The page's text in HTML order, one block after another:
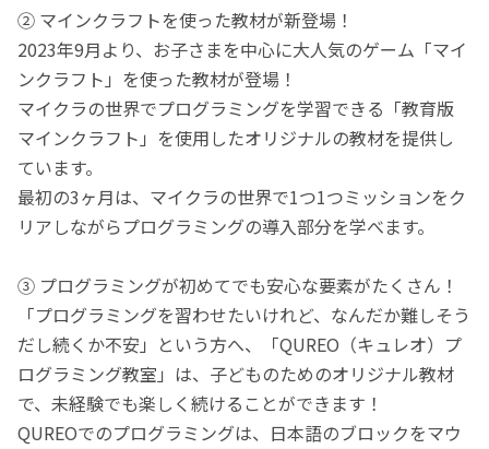
② マインクラフトを使った教材が新登場！
2023年9月より、お子さまを中心に大人気のゲーム「マイ
ンクラフト」を使った教材が登場！
マイクラの世界でプログラミングを学習できる「教育版
マインクラフト」を使用したオリジナルの教材を提供し
ています。
最初の3ヶ月は、マイクラの世界で1つ1つミッションをク
リアしながらプログラミングの導入部分を学べます。
③ プログラミングが初めてでも安心な要素がたくさん！
「プログラミングを習わせたいけれど、なんだか難しそう
だし続くか不安」という方へ、「QUREO（キュレオ）プ
ログラミング教室」は、子どものためのオリジナル教材
で、未経験でも楽しく続けることができます！
QUREOでのプログラミングは、日本語のブロックをマウ